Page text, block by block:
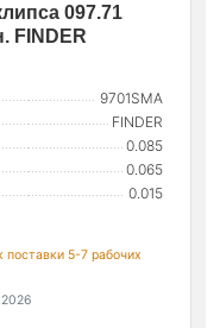
097.71
FINDER
9701SMA
FINDER
0.085
0.065
0.015
поставки 5-7 рабочих